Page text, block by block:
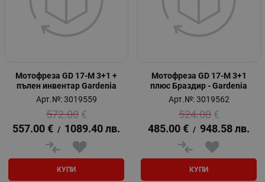
Мотофреза GD 17-M 3+1 +
пълен инвентар Gardenia
Арт.№: 3019559
572.00 €
557.00 € / 1089.40 лв.
КУПИ
Мотофреза GD 17-M 3+1
плюс Браздир - Gardenia
Арт.№: 3019562
524.00 €
485.00 € / 948.58 лв.
КУПИ